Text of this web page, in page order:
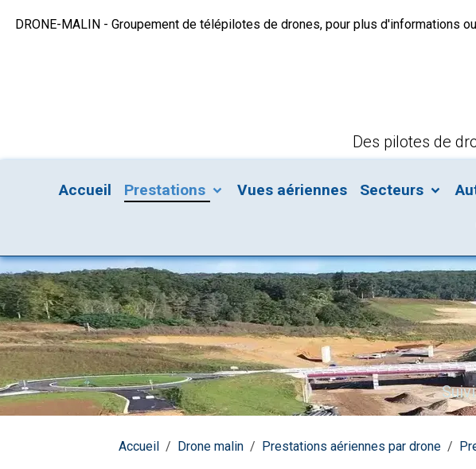
DRONE-MALIN - Groupement de télépilotes de drones, pour plus d'informations
Des pilotes de
Accueil Prestations Vues aériennes Secteurs
Accueil Drone malin Prestations aériennes par drone